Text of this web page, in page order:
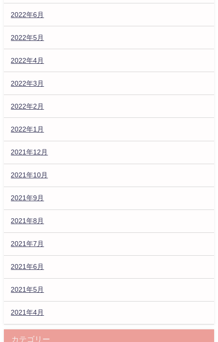
2022年6月
2022年5月
2022年4月
2022年3月
2022年2月
2022年1月
2021年12月
2021年10月
2021年9月
2021年8月
2021年7月
2021年6月
2021年5月
2021年4月
カテゴリー